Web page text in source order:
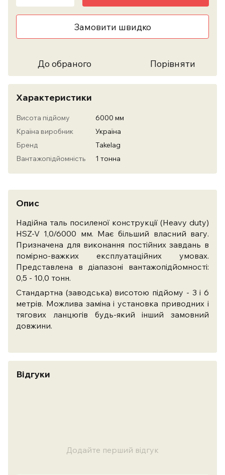
Замовити швидко
До обраного Порівняти
Характеристики
Висота підйому
6000 мм
Країна виробник
Україна
Бренд
Takelag
Вантажопідйомність
1 тонна
Опис
Надійна таль посиленої конструкції (Heavy duty)
HSZ-V 1,0/6000 мм. Має більший власний вагу.
Призначена для виконання постійних завдань в
помірно-важких експлуатаційних умовах.
Представлена в діапазоні вантажопідйомності:
0,5 - 10,0 тонн.
Стандартна (заводська) висотою підйому - 3 і 6
метрів. Можлива заміна і установка приводних і
тягових ланцюгів будь-який інший замовний
довжини.
Відгуки
Додайте перший відгук